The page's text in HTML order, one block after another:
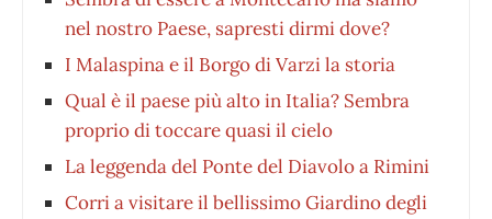
nel nostro Paese, sapresti dirmi dove?
I Malaspina e il Borgo di Varzi la storia
Qual è il paese più alto in Italia? Sembra
proprio di toccare quasi il cielo
La leggenda del Ponte del Diavolo a Rimini
Corri a visitare il bellissimo Giardino degli